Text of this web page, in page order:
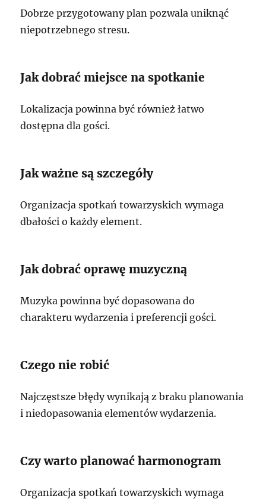
Dobrze przygotowany plan pozwala uniknąć
niepotrzebnego stresu.
Jak dobrać miejsce na spotkanie
Lokalizacja powinna być również łatwo
dostępna dla gości.
Jak ważne są szczegóły
Organizacja spotkań towarzyskich wymaga
dbałości o każdy element.
Jak dobrać oprawę muzyczną
Muzyka powinna być dopasowana do
charakteru wydarzenia i preferencji gości.
Czego nie robić
Najczęstsze błędy wynikają z braku planowania
i niedopasowania elementów wydarzenia.
Czy warto planować harmonogram
Organizacja spotkań towarzyskich wymaga